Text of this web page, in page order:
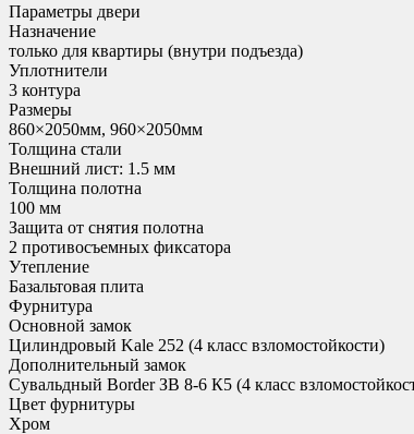
Параметры двери
Назначение
только для квартиры (внутри подъезда)
Уплотнители
3 контура
Размеры
860×2050мм, 960×2050мм
Толщина стали
Внешний лист: 1.5 мм
Толщина полотна
100 мм
Защита от снятия полотна
2 противосъемных фиксатора
Утепление
Базальтовая плита
Фурнитура
Основной замок
Цилиндровый Kale 252 (4 класс взломостойкости)
Дополнительный замок
Сувальдный Border ЗВ 8-6 К5 (4 класс
Цвет фурнитуры
Хром